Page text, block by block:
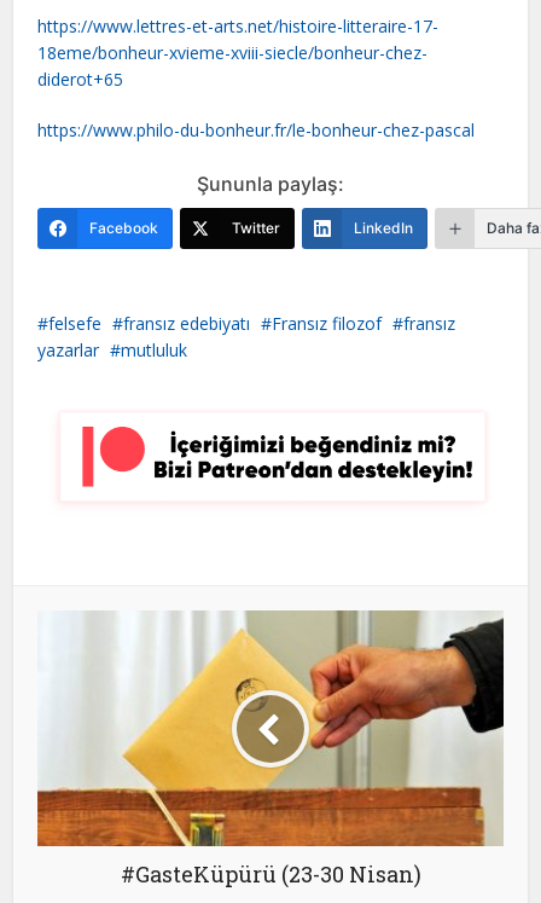
https://www.lettres-et-arts.net/histoire-litteraire-17-
18eme/bonheur-xvieme-xviii-siecle/bonheur-chez-
diderot+65
https://www.philo-du-bonheur.fr/le-bonheur-chez-pascal
Şununla paylaş:
Facebook Twitter LinkedIn Daha
felsefe fransız edebiyatı Fransız filozof
fransız
yazarlar
mutluluk
#GasteKüpürü (23-30 Nisan)